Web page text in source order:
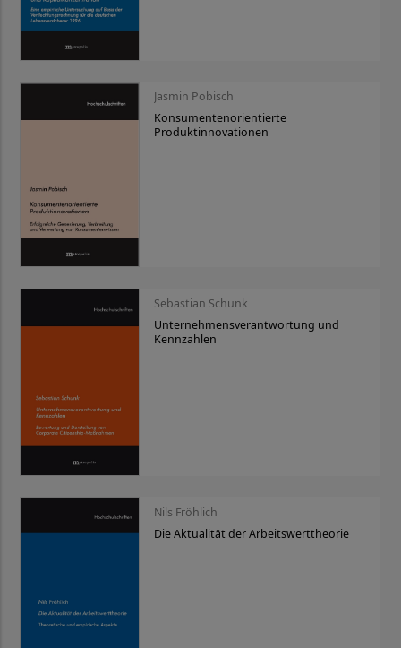
Jasmin Pobisch
Konsumentenorientierte
Produktinnovationen
Sebastian Schunk
Unternehmensverantwortung und
Kennzahlen
Nils Fröhlich
Die Aktualität der Arbeitswerttheorie